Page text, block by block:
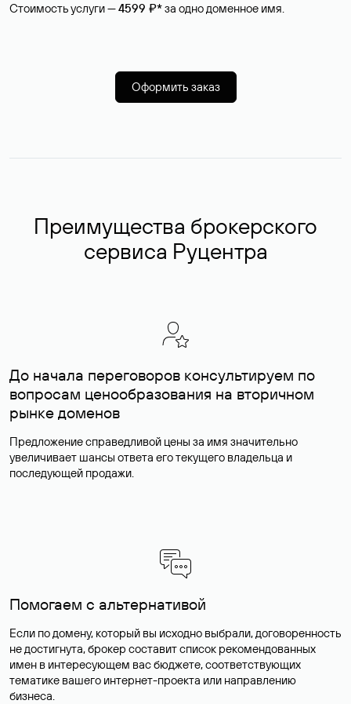
Стоимость услуги —4599 ₽*за одно доменное имя.
Оформить заказ
Преимущества брокерского
сервиса Руцентра
До начала переговоров консультируем по
вопросам ценообразования на вторичном
рынке доменов
Предложение справедливой цены за имя значительно
увеличивает шансы ответа его текущего владельца и
последующей продажи.
Помогаем с альтернативой
Если по домену, который вы исходно выбрали, договоренность
не достигнута, брокер составит список рекомендованных
имен в интересующем вас бюджете, соответствующих
тематике вашего интернет-проекта или направлению
бизнеса.